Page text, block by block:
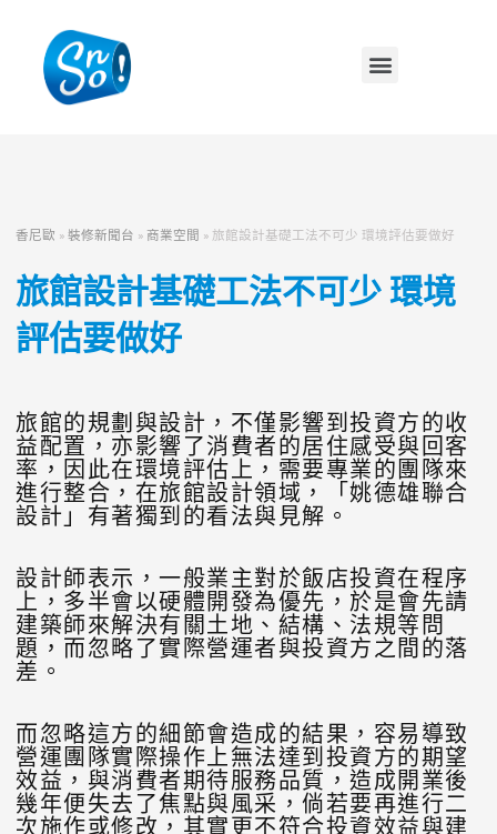
香尼歐 »裝修新聞台 » 商業空間 » 旅館設計基礎工法不可少 環境評估要做好
旅館設計基礎工法不可少 環境
評估要做好
旅館的規劃與設計，不僅影響到投資方的收
益配置，亦影響了消費者的居住感受與回客
率，因此在環境評估上，需要專業的團隊來
進行整合，在旅館設計領域，「姚德雄聯合
設計」有著獨到的看法與見解。
設計師表示，一般業主對於飯店投資在程序
上，多半會以硬體開發為優先，於是會先請
建築師來解決有關土地、結構、法規等問
題，而忽略了實際營運者與投資方之間的落
差。
而忽略這方的細節會造成的結果，容易導致
營運團隊實際操作上無法達到投資方的期望
效益，與消費者期待服務品質，造成開業後
幾年便失去了焦點與風采，倘若要再進行二
次施作或修改，其實更不符合投資效益與建